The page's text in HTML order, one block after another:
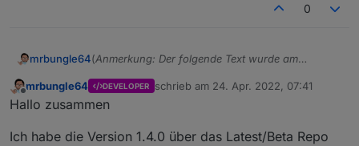
0
mrbungle64(Anmerkung: Der folgende Text wurde am
aktualisiert)
Hallo zusammen,
Deebot Adapters berichten
Offline
mrbungle64 DEVELOPER schrieb am 24. Apr. 2022, 07:41
zuletzt editiert von
Hallo zusammen
Ich habe die Version 1.4.0 über das Latest/Beta Repo